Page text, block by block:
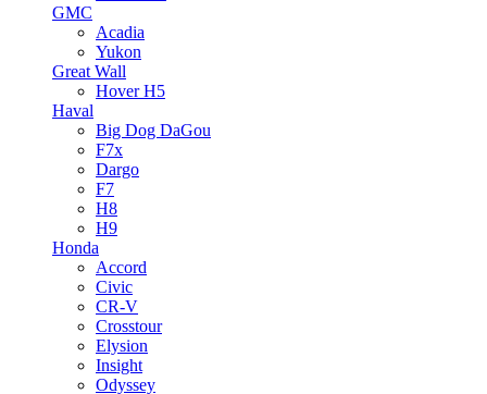
GMC
Acadia
Yukon
Great Wall
Hover H5
Haval
Big Dog DaGou
F7x
Dargo
F7
H8
H9
Honda
Accord
Civic
CR-V
Crosstour
Elysion
Insight
Odyssey